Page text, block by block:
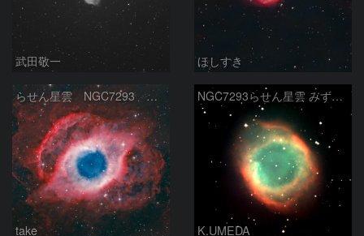
武田敬一 ほしすき
らせん星雲 NGC7293 みずがめ座
take
NGC7293らせん星雲 みずかめ座
K.UMEDA